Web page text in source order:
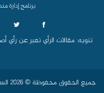
برنامج إدارة
تنويه: مقالات الرأي تعبر عن
جميع الحقوق محفوظة © 2026 السوري اليوم | صنع بـ